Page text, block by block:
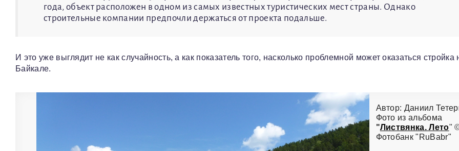
года, объект расположен в одном из самых известных туристических мест страны. Однако
строительные компании предпочли держаться от проекта подальше.
И это уже выглядит не как случайность, а как показатель того, насколько проблемной может оказаться стройка
Байкале.
Автор: Даниил
Фото из альбома
"Листвянка. Лето"
Фотобанк "RuBabr"